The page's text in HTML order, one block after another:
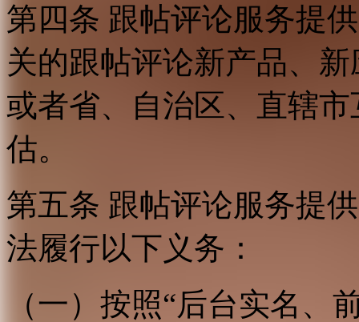
第四条 跟帖评论服务提
关的跟帖评论新产品、
或者省、自治区、直辖
估。
第五条 跟帖评论服务提
法履行以下义务：
（一）按照“后台实名、